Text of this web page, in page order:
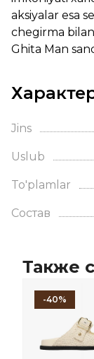
aksiyalar esa
chegirma
Ghita Man
Jins
Uslub
To'plamlar
Состав
Также
-40%